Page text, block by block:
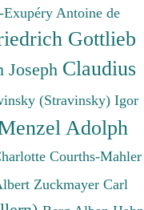
Exupéry Antoine de
Gottlieb
Joseph Claudius
(Stravinsky) Igor
Adolph
Courths-Mahler
Zuckmayer Carl